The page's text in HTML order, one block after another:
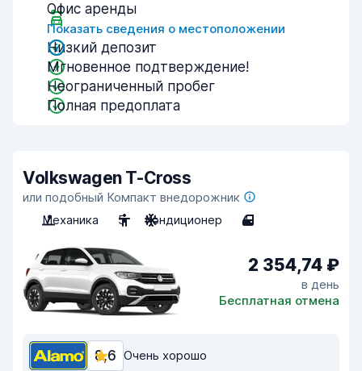
Офис аренды
Показать сведения о местоположении
Низкий депозит
Мгновенное подтверждение!
Неограниченный пробег
Полная предоплата
Volkswagen T-Cross
или подобный Компакт внедорожник
Механика
5 Кондиционер 4
2 354,74 ₽
в день
Бесплатная отмена
8,6 Очень хорошо